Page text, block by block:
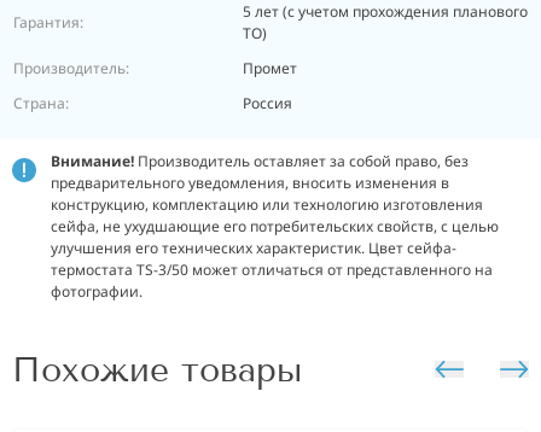
Гарантия:
5 лет (с учетом прохождения планового
ТО)
Производитель:
Промет
Страна:
Россия
Внимание! Производитель оставляет за собой право, без
предварительного уведомления, вносить изменения в
конструкцию, комплектацию или технологию изготовления
сейфа, не ухудшающие его потребительских свойств, с целью
улучшения его технических характеристик. Цвет сейфа-
термостата TS-3/50 может отличаться от представленного на
фотографии.
Похожие товары